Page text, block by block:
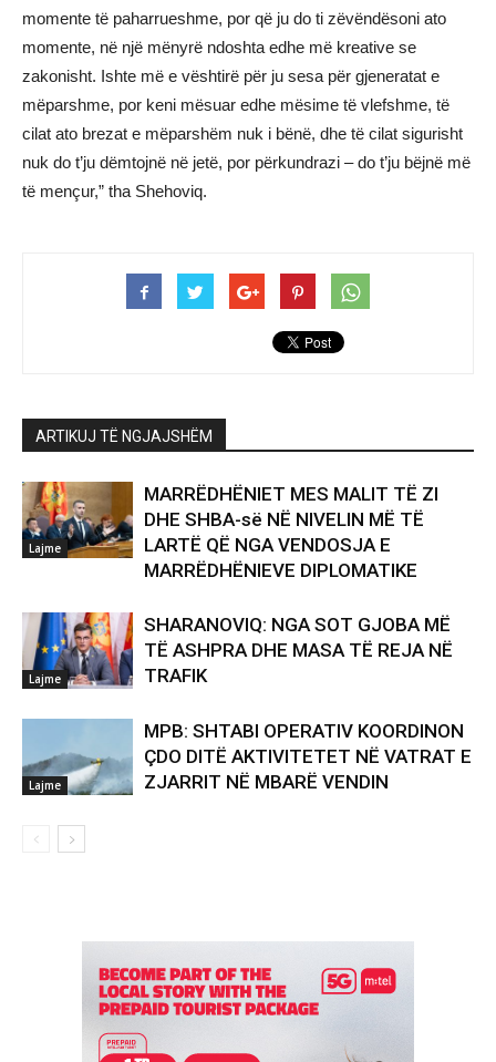
momente të paharrueshme, por që ju do ti zëvëndësoni ato
momente, në një mënyrë ndoshta edhe më kreative se
zakonisht. Ishte më e vështirë për ju sesa për gjeneratat e
mëparshme, por keni mësuar edhe mësime të vlefshme, të
cilat ato brezat e mëparshëm nuk i bënë, dhe të cilat sigurisht
nuk do t’ju dëmtojnë në jetë, por përkundrazi – do t’ju bëjnë më
të mençur,” tha Shehoviq.
ARTIKUJ TË NGJAJSHËM
Lajme
MARRËDHËNIET MES MALIT TË ZI
DHE SHBA-së NË NIVELIN MË TË
LARTË QË NGA VENDOSJA E
MARRËDHËNIEVE DIPLOMATIKE
Lajme
SHARANOVIQ: NGA SOT GJOBA MË
TË ASHPRA DHE MASA TË REJA NË
TRAFIK
Lajme
MPB: SHTABI OPERATIV KOORDINON
ÇDO DITË AKTIVITETET NË VATRAT E
ZJARRIT NË MBARË VENDIN